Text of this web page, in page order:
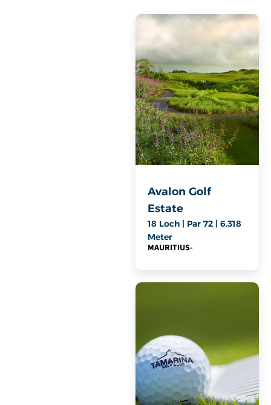
Avalon Golf
Estate
18 Loch | Par 72 | 6.318
Meter
MAURITIUS-